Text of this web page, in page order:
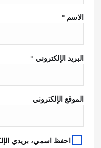
الاسم *
البريد الإلكتروني *
الموقع الإلكتروني
احفظ اسمي، بريدي